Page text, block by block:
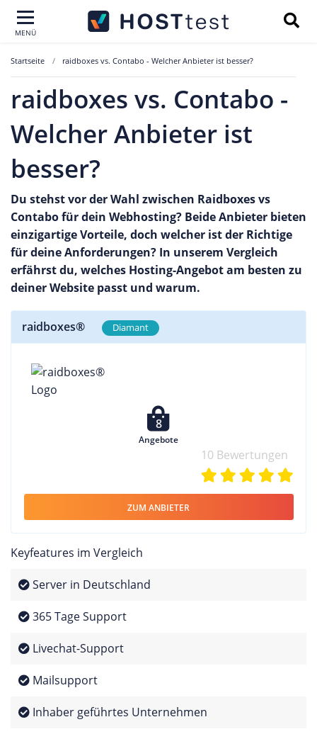
MENÜ
Startseite raidboxes vs. Contabo - Welcher Anbieter ist besser?
raidboxes vs. Contabo -
Welcher Anbieter ist
besser?
Du stehst vor der Wahl zwischen Raidboxes vs
Contabo für dein Webhosting? Beide Anbieter bieten
einzigartige Vorteile, doch welcher ist der Richtige
für deine Anforderungen? In unserem Vergleich
erfährst du, welches Hosting-Angebot am besten zu
deiner Website passt und warum.
raidboxes® Diamant
8
Angebote
10 Bewertungen
ZUM ANBIETER
Keyfeatures im Vergleich
Server in Deutschland
365 Tage Support
Livechat-Support
Mailsupport
Inhaber geführtes Unternehmen